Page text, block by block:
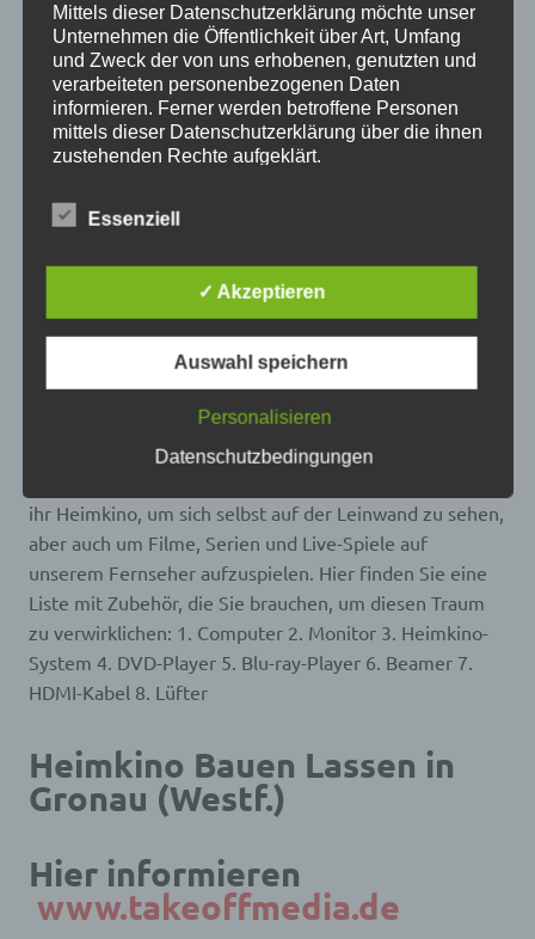
Hier informieren
Trend in unserer modernen, teilweise sehr digitalen
Zeit. In unserem Haus sind die Wände mit Bildern von
Wasserfällen bedeckt, während wir auf einem Sofa
liegen, auf dem Boden liegen blaue Schatten auf
unseren Beinen. Mit Blick auf die Wände schweben wir
in unserem Wohnzimmer – wenn wir nicht gerade aus
dem Fenster unseres Hauses schauen, wie die Sterne
ihr Heimkino, um sich selbst auf der Leinwand zu sehen,
aber auch um Filme, Serien und Live-Spiele auf
unserem Fernseher aufzuspielen. Hier finden Sie eine
Liste mit Zubehör, die Sie brauchen, um diesen Traum
zu verwirklichen: 1. Computer 2. Monitor 3. Heimkino-
System 4. DVD-Player 5. Blu-ray-Player 6. Beamer 7.
HDMI-Kabel 8. Lüfter
Heimkino Bauen Lassen in
Gronau (Westf.)
Hier informieren
www.takeoffmedia.de
Mittels dieser Datenschutzerklärung möchte unser
Unternehmen die Öffentlichkeit über Art, Umfang
und Zweck der von uns erhobenen, genutzten und
verarbeiteten personenbezogenen Daten
informieren. Ferner werden betroffene Personen
mittels dieser Datenschutzerklärung über die ihnen
zustehenden Rechte aufgeklärt.
zahlreiche technische und organisatorische
Maßnahmen umgesetzt, um einen möglichst
sicherzustellen. Dennoch können Internetbasierte
Datenübertragungen grundsätzlich
Schutz nicht gewährleistet werden kann. Aus
diesem Grund steht es jeder betroffenen Person
frei, personenbezogene Daten auch auf
uns zu übermitteln.
Begriffsbestimmungen
Die Datenschutzerklärung beruht auf den
Begrifflichkeiten, die durch den Europäischen
Richtlinien- und Verordnungsgeber beim Erlass
der Datenschutz-Grundverordnung (DS-GVO)
verwendet wurden. Unsere Datenschutzerklärung
soll sowohl für die Öffentlichkeit als auch für
unsere Kunden und Geschäftspartner einfach
lesbar und verständlich sein. Um dies zu
Begrifflichkeiten erläutern.
Wir verwenden in dieser Datenschutzerklärung
unter anderem die folgenden Begriffe:
a) personenbezogene Daten
Essenziell
✓ Akzeptieren
Auswahl speichern
Personalisieren
Datenschutzbedingungen